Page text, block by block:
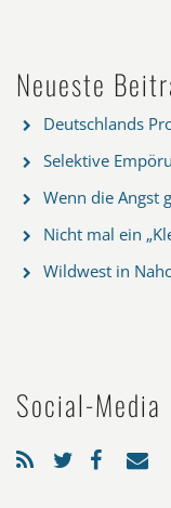
Neueste
Deutschlands
Selektive
Wenn die Angst
Nicht mal ein
Wildwest in
Social-Media